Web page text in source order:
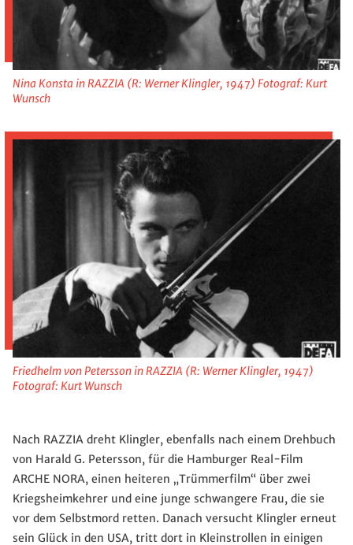
Nina Konsta in RAZZIA (R: Werner Klingler, 1947) Fotograf: Kurt
Wunsch
Friedhelm von Petersson in RAZZIA (R: Werner Klingler, 1947)
Fotograf: Kurt Wunsch
Nach RAZZIA dreht Klingler, ebenfalls nach einem Drehbuch
von Harald G. Petersson, für die Hamburger Real-Film
ARCHE NORA, einen heiteren „Trümmerfilm“ über zwei
Kriegsheimkehrer und eine junge schwangere Frau, die sie
vor dem Selbstmord retten. Danach versucht Klingler erneut
sein Glück in den USA, tritt dort in Kleinstrollen in einigen